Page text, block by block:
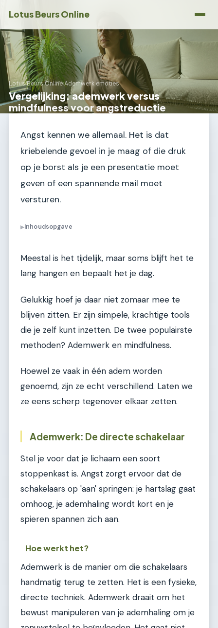
Lotus Beurs Online
Lotus Beurs Online›Ademwerk emoties
Vergelijking: ademwerk versus
mindfulness voor angstreductie
Angst kennen we allemaal. Het is dat
kriebelende gevoel in je maag of die druk
op je borst als je een presentatie moet
geven of een spannende mail moet
versturen.
▶Inhoudsopgave
Meestal is het tijdelijk, maar soms blijft het te
lang hangen en bepaalt het je dag.
Gelukkig hoef je daar niet zomaar mee te
blijven zitten. Er zijn simpele, krachtige tools
die je zelf kunt inzetten. De twee populairste
methoden? Ademwerk en mindfulness.
Hoewel ze vaak in één adem worden
genoemd, zijn ze echt verschillend. Laten we
ze eens scherp tegenover elkaar zetten.
Ademwerk: De directe schakelaar
Stel je voor dat je lichaam een soort
stoppenkast is. Angst zorgt ervoor dat de
schakelaars op 'aan' springen: je hartslag gaat
omhoog, je ademhaling wordt kort en je
spieren spannen zich aan.
Hoe werkt het?
Ademwerk is de manier om die schakelaars
handmatig terug te zetten. Het is een fysieke,
directe techniek. Ademwerk draait om het
bewust manipuleren van je ademhaling om je